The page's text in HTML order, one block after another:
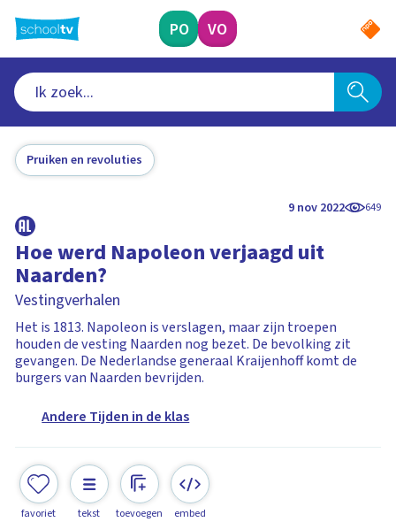
naar
hoofdinhoud
PO VO
Pruiken en revoluties
9 nov 2022 649
Hoe werd Napoleon verjaagd uit
Naarden?
Vestingverhalen
Het is 1813. Napoleon is verslagen, maar zijn troepen
houden de vesting Naarden nog bezet. De bevolking zit
gevangen. De Nederlandse generaal Kraijenhoff komt de
burgers van Naarden bevrijden.
Andere Tijden in de klas
favoriet tekst toevoegen embed